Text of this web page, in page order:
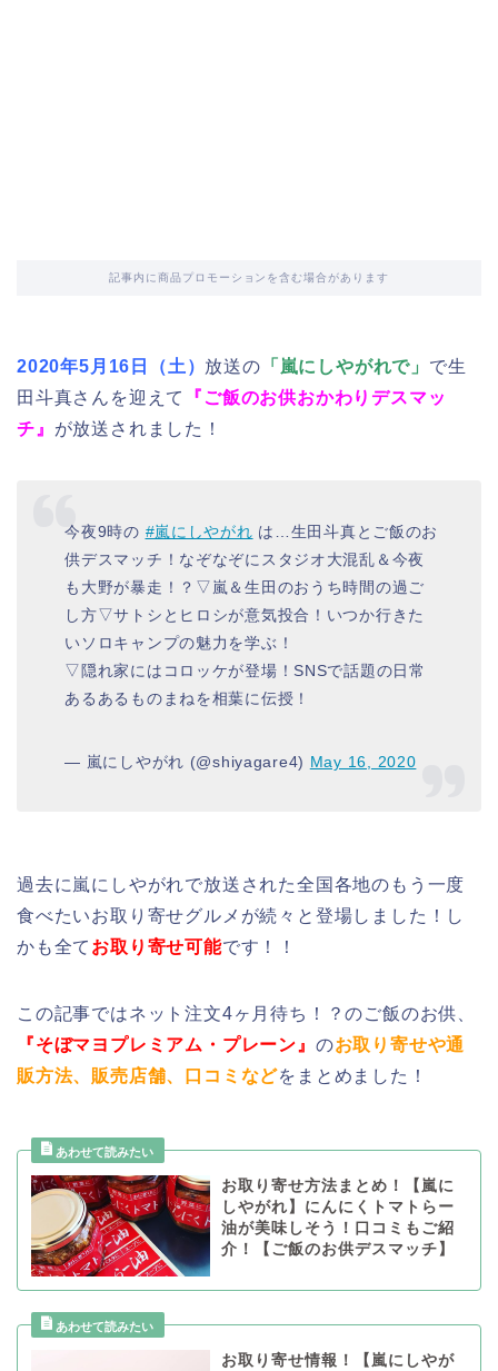
記事内に商品プロモーションを含む場合があります
2020年5月16日（土） 放送の 「嵐にしやがれで」 で生
田斗真さんを迎えて
『ご飯のお供おかわりデスマッ
チ』 が放送されました！
今夜9時の #嵐にしやがれ は…生田斗真とご飯のお
供デスマッチ！なぞなぞにスタジオ大混乱＆今夜
も大野が暴走！？▽嵐＆生田のおうち時間の過ご
し方▽サトシとヒロシが意気投合！いつか行きた
いソロキャンプの魅力を学ぶ！
▽隠れ家にはコロッケが登場！SNSで話題の日常
あるあるものまねを相葉に伝授！
— 嵐にしやがれ (@shiyagare4) May 16, 2020
過去に嵐にしやがれで放送された全国各地のもう一度
食べたいお取り寄せグルメが続々と登場しました！し
かも全て お取り寄せ可能です！！
この記事ではネット注文4ヶ月待ち！？のご飯のお供、
『そぼマヨプレミアム・プレーン』 のお取り寄せや通
販方法、販売店舗、口コミなどをまとめました！
お取り寄せ方法まとめ！【嵐に
しやがれ】にんにくトマトらー
油が美味しそう！口コミもご紹
介！【ご飯のお供デスマッチ】
お取り寄せ情報！【嵐にしやが